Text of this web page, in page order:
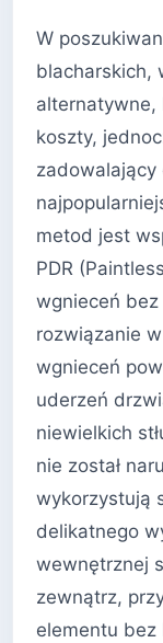
W
blacharskich,
alternatywne,
koszty,
metod jest
PDR
wgnieceń
rozwiązanie
wgnieceń
uderzeń
niewielkich
nie został
wykorzystują
delikatnego
wewnętrznej
zewnątrz,
elementu bez